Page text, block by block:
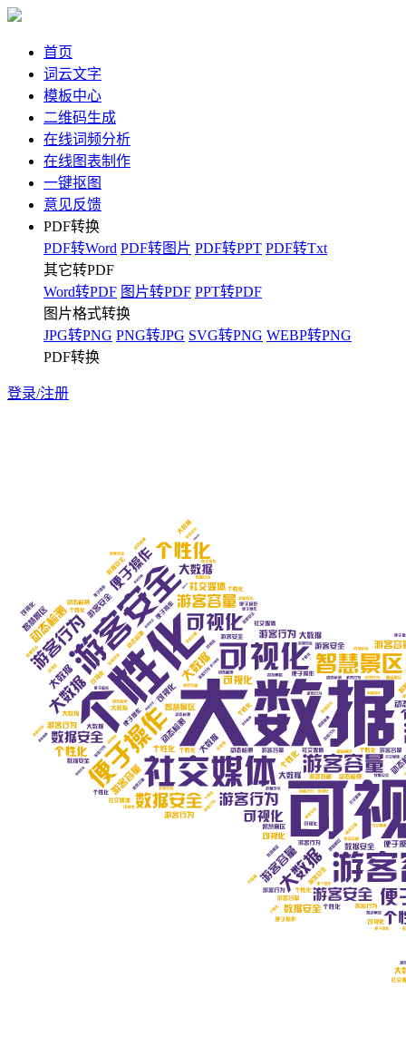
首页
词云文字
模板中心
二维码生成
在线词频分析
在线图表制作
一键抠图
意见反馈
PDF转换
PDF转Word PDF转图片 PDF转PPT PDF转Txt
其它转PDF
Word转PDF 图片转PDF PPT转PDF
图片格式转换
JPG转PNG PNG转JPG SVG转PNG WEBP转PNG
PDF转换
登录/注册